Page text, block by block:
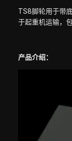
TS8脚轮用于带
于起重机运输，
产品介绍：